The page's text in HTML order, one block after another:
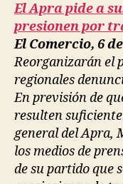
El Apra pide a
presionen por
El Comercio, 6
Reorganizarán el
regionales
En previsión de
resulten
general del Apra,
los medios de
de su partido que